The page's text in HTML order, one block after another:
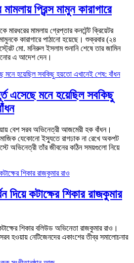
প্রিন্স মামুন কারাগারে
মারধরের মামলায় গ্রেপ্তার কনটেন্ট ক্রিয়েটর
কারাগারে পাঠানো হয়েছে। শুক্রবার (২৪
মো. মনিরুল ইসলাম শুনানি শেষে তার জামিন
এ আদেশ দেন।
এসেছে মনে হয়েছিল সবকিছু
বেশ সরব অভিনেত্রী আজমেরী হক বাঁধন।
যেকোনো ইস্যুতে রাগঢাক না রেখে অকপট
অভিনেত্রী তাঁর জীবনের কঠিন সময়গুলো নিয়ে
দিয়ে কটাক্ষের শিকার রাজকুমার
শিকার বলিউড অভিনেতা রাজকুমার রাও।
হওয়ায় নেটিজেনদের একাংশের তীব্র সমালোচনার